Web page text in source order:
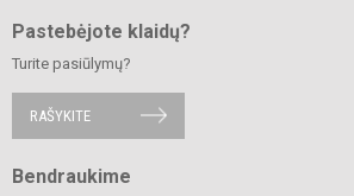
Pastebėjote klaidų?
Turite pasiūlymų?
RAŠYKITE
Bendraukime